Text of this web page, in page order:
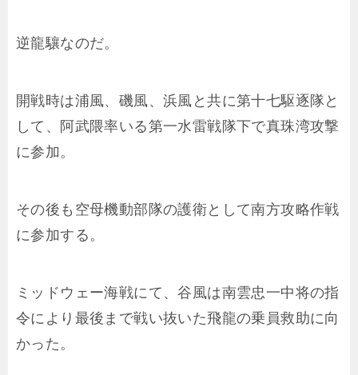
逆龍驤なのだ。
開戦時は浦風、磯風、浜風と共に第十七駆逐隊と
して、阿武隈率いる第一水雷戦隊下で真珠湾攻撃
に参加。
その後も空母機動部隊の護衛として南方攻略作戦
に参加する。
ミッドウェー海戦にて、谷風は南雲忠一中将の指
令により最後まで戦い抜いた飛龍の乗員救助に向
かった。